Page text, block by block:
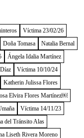
Víctima 23/02/26
Doña Tomasa
Natalia Bernal
Ángela Idalia Martínez
Víctima 10/10/24
Katherin Julissa Flores
Elvira Flores Martínez￼
Víctima 14/11/23
del Tránsito Alas
Liseth Rivera Moreno